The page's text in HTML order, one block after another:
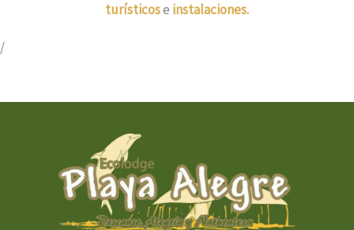
turísticose instalaciones.
/